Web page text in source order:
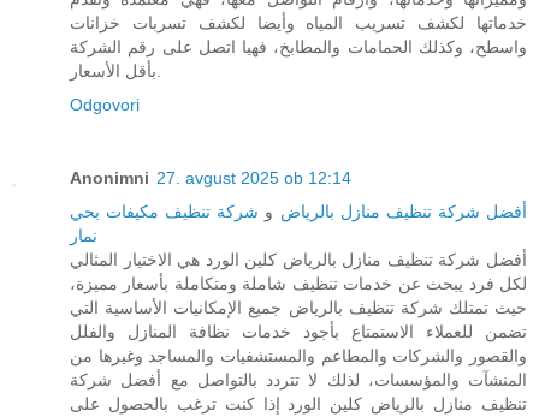
خدماتها لكشف تسريب المياه وأيضا لكشف تسربات خزانات
واسطح، وكذلك الحمامات والمطابخ، فهيا اتصل على رقم الشركة
Odgovori
Anonimni 27. avgust 2025 ob 12:14
أفضل شركة تنظيف منازل بالرياض و شركة تنظيف مكيفات بحي
نمار
أفضل شركة تنظيف منازل بالرياض كلين الورد هي الاختيار المثالي
لكل فرد يبحث عن خدمات تنظيف شاملة ومتكاملة بأسعار مميزة،
حيث تمتلك شركة تنظيف بالرياض جميع الإمكانيات الأساسية التي
تضمن للعملاء الاستمتاع بأجود خدمات نظافة المنازل والفلل
والقصور والشركات والمطاعم والمستشفيات والمساجد وغيرها من
المنشآت والمؤسسات، لذلك لا تتردد بالتواصل مع أفضل شركة
تنظيف منازل بالرياض كلين الورد إذا كنت ترغب بالحصول على